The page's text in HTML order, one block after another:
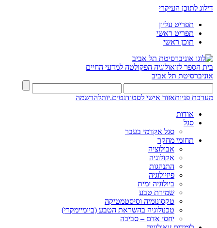
דילוג לתוכן העיקרי
תפריט עליון
תפריט ראשי
תוכן ראשי
בית הספר לזואולוגיה הפקולטה למדעי החיים
אוניברסיטת תל אביב
מערכת פניותאזור אישי לסטודנטים.יותלהרשמה
אודות
סגל
סגל אקדמי בעבר
תחומי מחקר
אבולוציה
אקולוגיה
התנהגות
פיזיולוגיה
ביולוגיה ימית
שמירת טבע
טקסונומיה וסיסטמטיקה
טכנולוגיה בהשראת הטבע (ביומיימקרי)
יחסי אדם – סביבה